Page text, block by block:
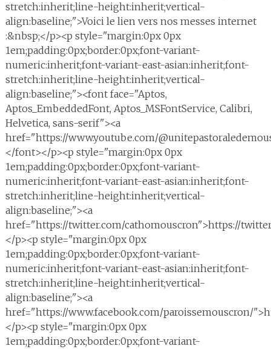
stretch:inherit;line-height:inherit;vertical-
align:baseline;">Voici le lien vers nos messes internet
:&nbsp;</p><p style="margin:0px 0px
1em;padding:0px;border:0px;font-variant-
numeric:inherit;font-variant-east-asian:inherit;font-
stretch:inherit;line-height:inherit;vertical-
align:baseline;"><font face="Aptos,
Aptos_EmbeddedFont, Aptos_MSFontService, Calibri,
Helvetica, sans-serif"><a
href="https://www.youtube.com/
</font></p><p style="margin:0px 0px
1em;padding:0px;border:0px;font-variant-
numeric:inherit;font-variant-east-asian:inherit;font-
stretch:inherit;line-height:inherit;vertical-
align:baseline;"><a
href="https://twitter.com/cathomouscron">https://
</p><p style="margin:0px 0px
1em;padding:0px;border:0px;font-variant-
numeric:inherit;font-variant-east-asian:inherit;font-
stretch:inherit;line-height:inherit;vertical-
align:baseline;"><a
href="https://www.facebook.com/paroissemouscron/
</p><p style="margin:0px 0px
1em;padding:0px;border:0px;font-variant-